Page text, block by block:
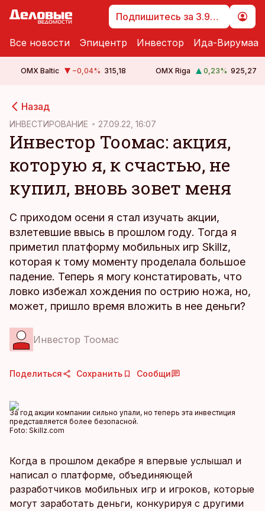
Подпишитесь за 3.99 €
Все новости Эпицентр Инвестор Ида-Вирумаа
OMX Baltic −0,04% 315,18 OMX Riga 0,23% 925,27
Назад
ИНВЕСТИРОВАНИЕ 27.09.22, 16:07
Инвестор Тоомас: акция,
которую я, к счастью, не
купил, вновь зовет меня
С приходом осени я стал изучать акции,
взлетевшие ввысь в прошлом году. Тогда я
приметил платформу мобильных игр Skillz,
которая к тому моменту проделала большое
падение. Теперь я могу констатировать, что
ловко избежал хождения по острию ножа, но,
может, пришло время вложить в нее деньги?
Инвестор Тоомас
Поделиться Сохранить Сообщи
За год акции компании сильно упали, но теперь эта инвестиция
представляется более безопасной.
Foto: Skillz.com
Когда в прошлом декабре я впервые услышал и
написал о платформе, объединяющей
разработчиков мобильных игр и игроков, которые
могут заработать деньги, конкурируя с другими